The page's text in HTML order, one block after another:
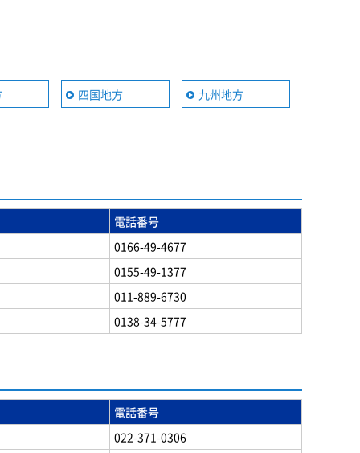
四国地方 九州地方
電話番号
0166-49-4677
0155-49-1377
011-889-6730
0138-34-5777
電話番号
022-371-0306